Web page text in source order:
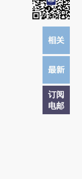
订阅
电邮